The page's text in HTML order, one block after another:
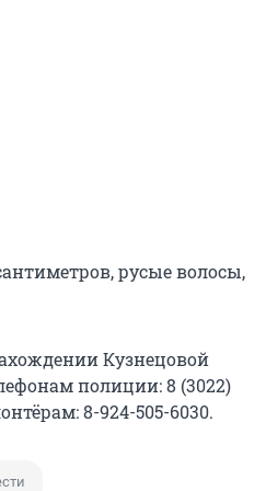
русые волосы,
Кузнецовой
полиции: 8 (3022)
8-924-505-6030.